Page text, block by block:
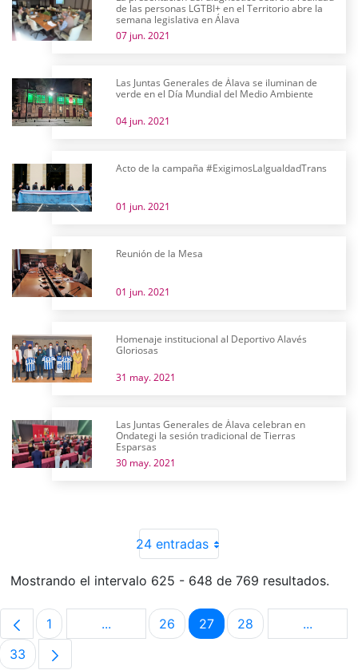
de las personas LGTBI+ en el Territorio abre la
semana legislativa en Álava
07 jun. 2021
Las Juntas Generales de Álava se iluminan de
verde en el Día Mundial del Medio Ambiente
04 jun. 2021
Acto de la campaña #ExigimosLaIgualdadTrans
01 jun. 2021
Reunión de la Mesa
01 jun. 2021
Homenaje institucional al Deportivo Alavés
Gloriosas
31 may. 2021
Las Juntas Generales de Álava celebran en
Ondategi la sesión tradicional de Tierras
Esparsas
30 may. 2021
24 entradas
Mostrando el intervalo 625 - 648 de 769 resultados.
Página
1 ...Páginas intermedias Use TAB para
Página
26 Página
27 Página
28 ...
Página
33